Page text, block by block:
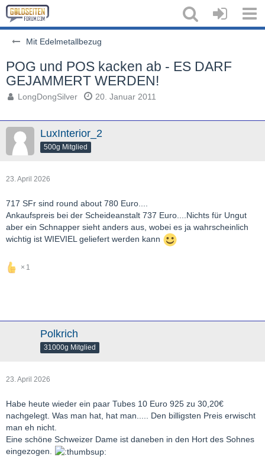
Mit Edelmetallbezug
POG und POS kacken ab - ES DARF
GEJAMMERT WERDEN!
LongDongSilver 20. Januar 2011
LuxInterior_2
500g Mitglied
23. April 2026
717 SFr sind round about 780 Euro....
Ankaufspreis bei der Scheideanstalt 737 Euro....Nichts für Ungut
aber ein Schnapper sieht anders aus, wobei es ja wahrscheinlich
wichtig ist WIEVIEL geliefert werden kann
1
Polkrich
31000g Mitglied
23. April 2026
Habe heute wieder ein paar Tubes 10 Euro 925 zu 30,20€
nachgelegt. Was man hat, hat man..... Den billigsten Preis erwischt
man eh nicht.
Eine schöne Schweizer Dame ist daneben in den Hort des Sohnes
eingezogen.